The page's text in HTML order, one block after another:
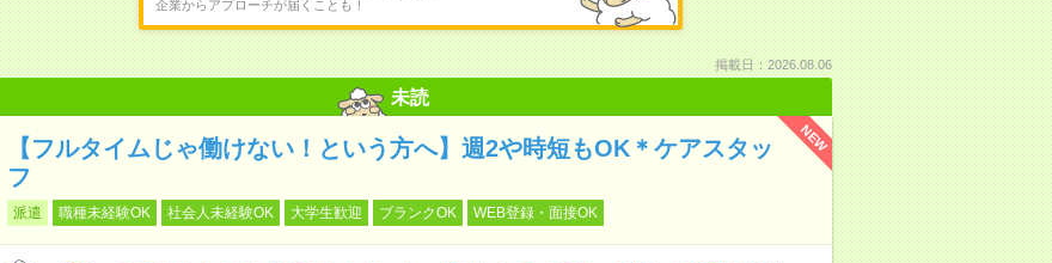
企業からアプローチが届くことも！
掲載日：2026.08.06
未読
NEW
【フルタイムじゃ働けない！という方へ】週2や時短もOK＊ケアスタッ
フ
派遣 職種未経験OK 社会人未経験OK 大学生歓迎 ブランクOK WEB登録・面接OK